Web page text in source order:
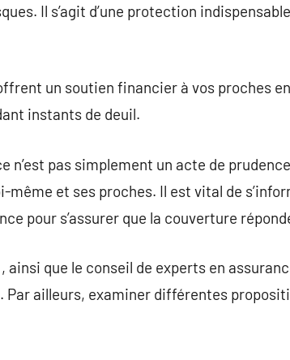
Il s’agit d’une protection
un soutien financier à vos proches
instants de deuil.
n’est pas simplement un acte de
même et ses proches. Il est vital de
pour s’assurer que la couverture
ainsi que le conseil de experts en
Par ailleurs, examiner différentes